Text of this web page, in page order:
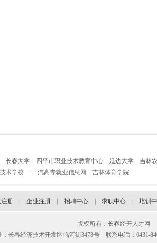
长春大学 四平市职业技术教育中心 延边大学 吉林
术学校 一汽高专就业信息网 吉林体育学院
册 企业注册 招聘中心 求职中心 培训
版权所有：长春经开人才网
：长春经济技术开发区临河街3478号 联系电话：0431-